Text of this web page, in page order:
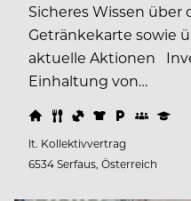
Sicheres Wissen über
Getränkekarte sowie
aktuelle Aktionen
Einhaltung von…
lt. Kollektivvertrag
6534 Serfaus, Österreich